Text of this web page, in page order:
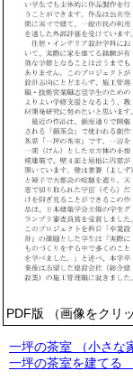
PDF版 （画像をクリ
一坪の茶室 （小さな
一坪の茶室を建てる